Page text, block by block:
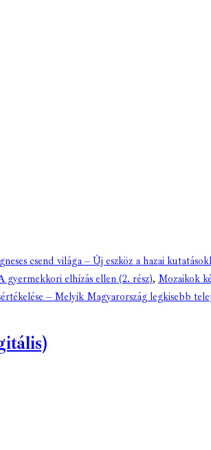
csend világa – Új eszköz a hazai
gyermekkori elhízás ellen (2. rész), Mozaikok
– Melyik Magyarország legkisebb